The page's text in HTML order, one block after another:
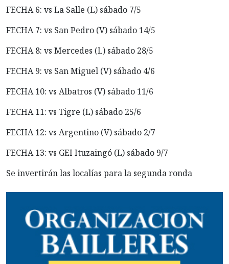
FECHA 6: vs La Salle (L) sábado 7/5
FECHA 7: vs San Pedro (V) sábado 14/5
FECHA 8: vs Mercedes (L) sábado 28/5
FECHA 9: vs San Miguel (V) sábado 4/6
FECHA 10: vs Albatros (V) sábado 11/6
FECHA 11: vs Tigre (L) sábado 25/6
FECHA 12: vs Argentino (V) sábado 2/7
FECHA 13: vs GEI Ituzaingó (L) sábado 9/7
Se invertirán las localías para la segunda ronda